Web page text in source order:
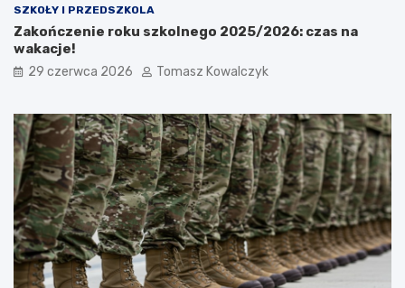
SZKOŁY I PRZEDSZKOLA
Zakończenie roku szkolnego 2025/2026: czas na
wakacje!
29 czerwca 2026 Tomasz Kowalczyk